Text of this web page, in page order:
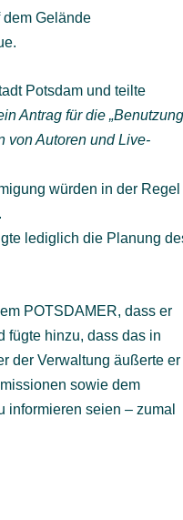
dem Gelände
Potsdam und teilte
Antrag für die
von Autoren und Live-
würden in der Regel
lediglich die Planung
POTSDAMER, dass er
fügte hinzu, dass das in
der Verwaltung äußerte er
sowie dem
informieren seien – zumal